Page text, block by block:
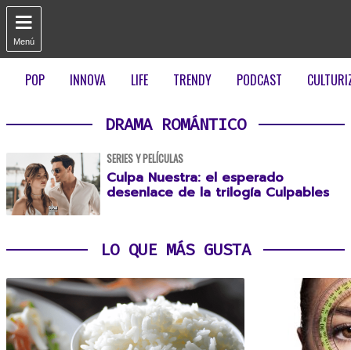

Menú
POP INNOVA LIFE TRENDY PODCAST
DRAMA ROMÁNTICO
SERIES Y PELÍCULAS
Culpa Nuestra: el esperado
desenlace de la trilogía Culpables
LO QUE MÁS GUSTA